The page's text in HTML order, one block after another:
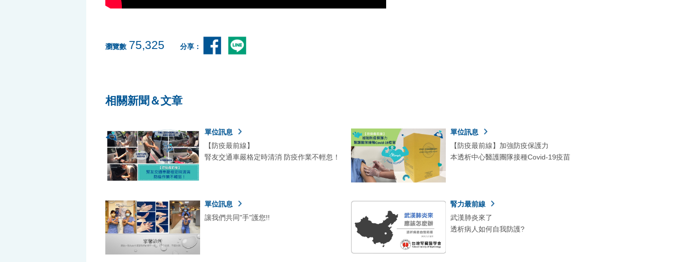
瀏覽數 75,325 分享：
相關新聞＆文章
單位訊息
【防疫最前線】
腎友交通車嚴格定時清消 防疫作業不輕忽！
單位訊息
【防疫最前線】加強防疫保護力
本透析中心醫護團隊接種Covid-19疫苗
單位訊息
讓我們共同"手"護您!!
腎力最前線
武漢肺炎來了
透析病人如何自我防護?